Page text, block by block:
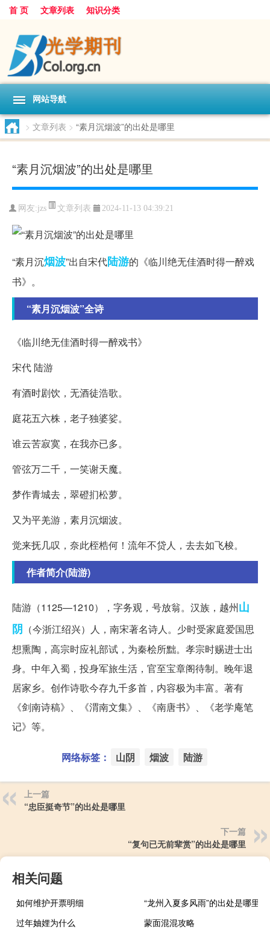
首 页 文章列表 知识分类
网站导航
> 文章列表 > “素月沉烟波”的出处是哪里
“素月沉烟波”的出处是哪里
网友:jzs 文章列表 2024-11-13 04:39:21
“素月沉烟波”出自宋代陆游的《临川绝无佳酒时得一醉戏
书》。
“素月沉烟波”全诗
《临川绝无佳酒时得一醉戏书》
宋代 陆游
有酒时剧饮，无酒徒浩歌。
庭花五六株，老子独婆娑。
谁云苦寂寞，在我亦已多。
管弦万二千，一笑谢天魔。
梦作青城去，翠磴扪松萝。
又为平羌游，素月沉烟波。
觉来抚几叹，奈此桎梏何！流年不贷人，去去如飞梭。
作者简介(陆游)
陆游（1125—1210），字务观，号放翁。汉族，越州山
阴 （今浙江绍兴）人，南宋著名诗人。少时受家庭爱国思
想熏陶，高宗时应礼部试，为秦桧所黜。孝宗时赐进士出
身。中年入蜀，投身军旅生活，官至宝章阁待制。晚年退
居家乡。创作诗歌今存九千多首，内容极为丰富。著有
《剑南诗稿》、《渭南文集》、《南唐书》、《老学庵笔
记》等。
网络标签： 山阴 烟波 陆游
上一篇
“忠臣挺奇节”的出处是哪里
下一篇
“复句已无前辈赏”的出处是哪里
相关问题
如何维护开票明细
“龙州入夏多风雨”的出处是哪里
过年妯娌为什么
蒙面混混攻略